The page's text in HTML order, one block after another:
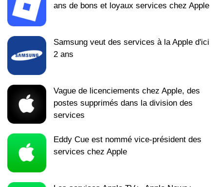
ans de bons et loyaux services chez Apple
Samsung veut des services à la Apple d'ici
2 ans
Vague de licenciements chez Apple, des
postes supprimés dans la division des
services
Eddy Cue est nommé vice-président des
services chez Apple